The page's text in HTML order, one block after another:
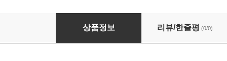
Blues Pills - Lady In Gold: Live In Paris
상품정보 리뷰/한줄평 (0/0)